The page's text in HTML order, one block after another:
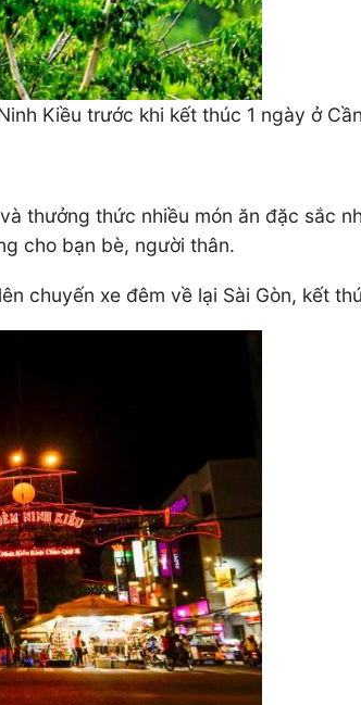
Kiều trước khi kết thúc 1 ngày ở
thưởng thức nhiều món ăn đặc sắc
cho bạn bè, người thân.
chuyến xe đêm về lại Sài Gòn, kết